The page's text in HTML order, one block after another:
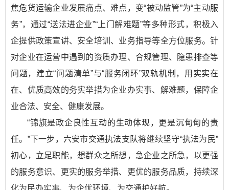
焦危货运输企业发展痛点、难点，变“被动监管”为“主动服
务”，通过“送法进企业”“上门解难题”等多种形式，积极入
企提供政策宣讲、安全培训、业务指导等全方位服务。针
对企业在运营中遇到的资质办理、合规管理、隐患排查等
问题，建立“问题清单”与“服务闭环”双轨机制，用实实在
在、优质高效的务实举措为企业办实事、解难题，保障企
业合法、安全、健康发展。
“锦旗是政企良性互动的生动体现，更是沉甸甸的责
任。”下一步，六安市交通执法支队将继续坚守“执法为民”
初心，立足职能，想群众之所想，急企业之所急，以更强
的服务意识、更实的服务举措、更优的服务品质，持续深
化为民办实事、为企优环境、为交通护好航。